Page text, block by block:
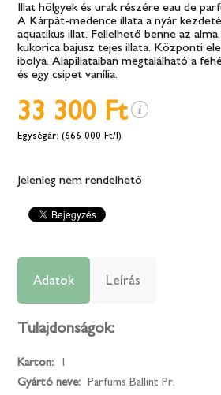
Illat hölgyek és urak részére eau de
A Kárpát-medence illata a nyár
aquatikus illat. Fellelhető benne az
kukorica bajusz tejes illata. Központi
ibolya. Alapillataiban megtalálható a
és egy csipet vanília.
33 300 Ft
(666 000 Ft/l)
Jelenleg nem rendelhető
Adatok Leírás
Tulajdonságok:
Karton:
Gyártó neve:
Parfums Ballint Pr.